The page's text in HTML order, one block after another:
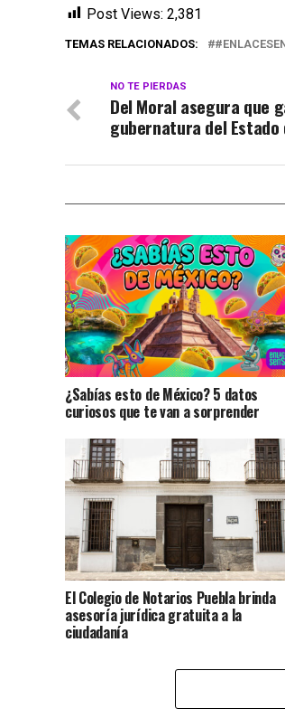
Post Views: 2,381
TEMAS RELACIONADOS:
NO TE PIERDAS
Del Moral asegura que
gubernatura del Estado
¿Sabías esto de México? 5 datos
curiosos que te van a sorprender
El Colegio de Notarios Puebla brinda
asesoría jurídica gratuita a la
ciudadanía